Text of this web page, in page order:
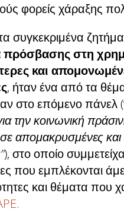
φορείς χάραξης
συγκεκριμένα
πρόσβασης στη
και
, ήταν ένα από τα
στο επόμενο πάνελ
την κοινωνική
απομακρυσμένες και
), στο οποίο
που εμπλέκονται
και θέματα που